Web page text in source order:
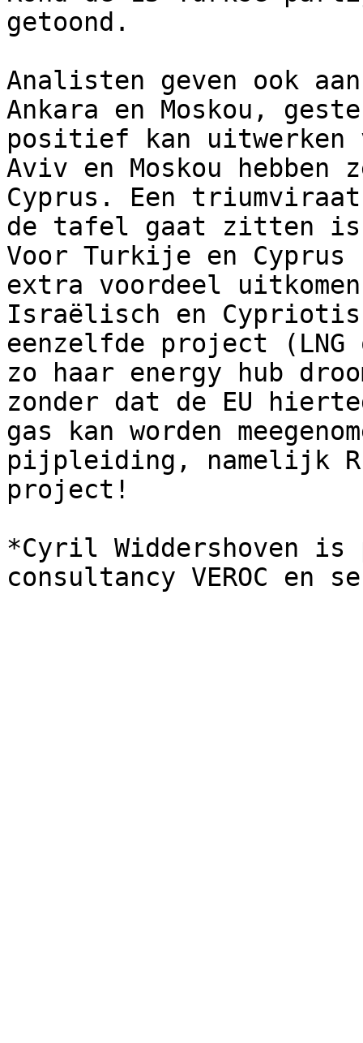
getoond.
Analisten geven ook
Ankara en Moskou,
positief kan uitwerken
Aviv en Moskou hebben
Cyprus. Een
de tafel gaat zitten is
Voor Turkije en
extra voordeel
Israëlisch en
eenzelfde project
zo haar energy hub
zonder dat de EU
gas kan worden
pijpleiding, namelijk
project!
*Cyril Widdershoven